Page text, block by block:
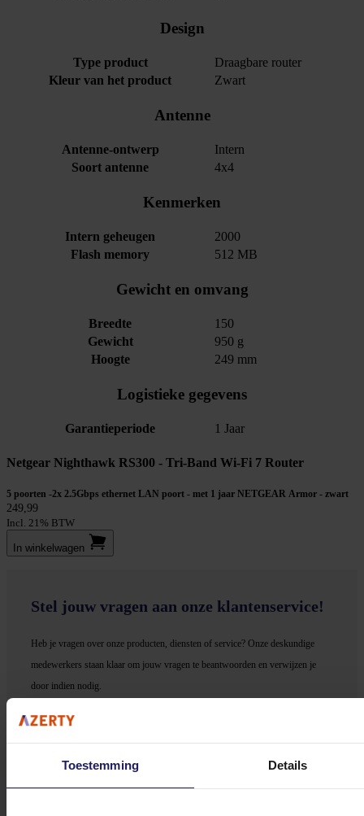
Toestemming Details
Design
Type product
Draagbare router
Kleur van het product
Zwart
Antenne
Antenne-ontwerp
Intern
Soort antenne
4x4
Kenmerken
Intern geheugen
2000
Flash memory
512 MB
Gewicht en omvang
Breedte
150
Gewicht
950 g
Hoogte
249 mm
Logistieke gegevens
Garantieperiode 1 Jaar
Netgear Nighthawk RS300 - Tri-Band Wi-Fi 7 Router
5 poorten -2x 2.5Gbps ethernet LAN poort - met 1 jaar NETGEAR Armor - zwart
249,99
Incl. 21% BTW
In winkel­wagen
Stel jouw vragen aan onze klantenservice!
Heb je vragen over onze producten, diensten of service? Onze deskundige
medewerkers staan klaar om jouw vragen te beantwoorden en verwijzen je
door indien nodig.
tot 17.00 uur en op zaterdag van 10.00 tot 15.00 uur.